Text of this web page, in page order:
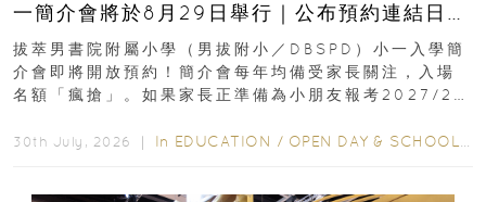
一簡介會將於8月29日舉行｜公布預約連結日期
｜更設有網上重溫
拔萃男書院附屬小學（男拔附小／DBSPD）小一入學簡
介會即將開放預約！簡介會每年均備受家長關注，入場
名額「瘋搶」。如果家長正準備為小朋友報考2027/28
30th July, 2026 ｜ In EDUCATION / OPEN DAY & SCHOOL EVENTS